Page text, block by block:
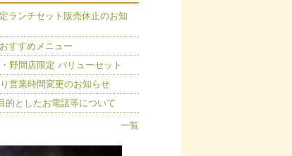
ランチセット販売休止のお知
すすめメニュー
野間店限定 バリューセット
営業時間変更のお知らせ
的としたお電話等について
一覧